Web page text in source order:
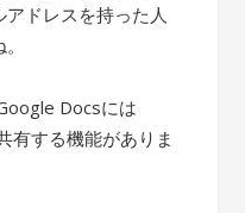
ドレスを持った人
Docsには
有する機能がありま